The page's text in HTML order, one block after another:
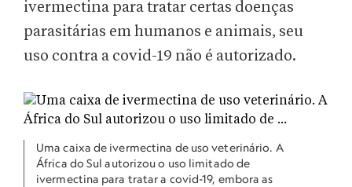
ivermectina para tratar certas doenças
parasitárias em humanos e animais, seu
uso contra a covid-19 não é autorizado.
Uma caixa de ivermectina de uso veterinário. A
África do Sul autorizou o uso limitado de
ivermectina para tratar a covid-19, embora as